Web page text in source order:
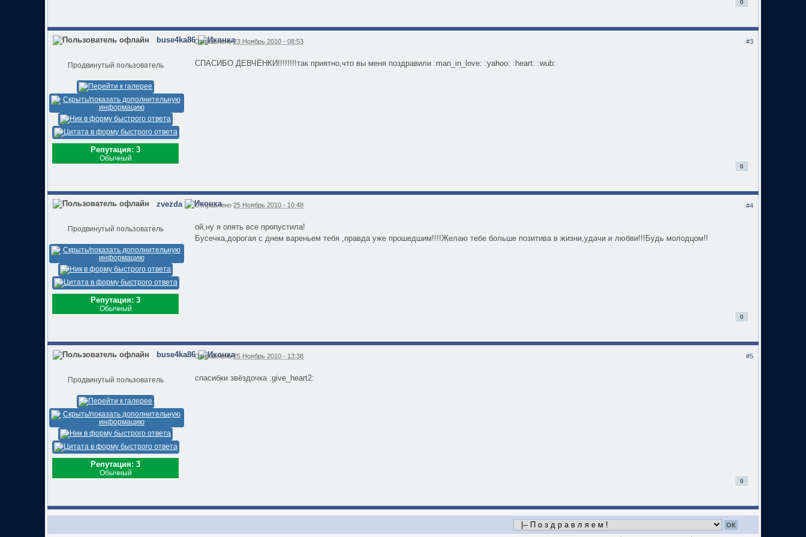
0
#3
buse4ka86
Продвинутый пользователь
Репутация: 3
Обычный
Отправлено23 Ноябрь 2010 - 08:53
СПАСИБО ДЕВЧЁНКИ!!!!!!!!так приятно,что вы меня поздравили :man_in_love: :yahoo: :heart: :wub:
0
#4
zvezda
Продвинутый пользователь
Репутация: 3
Обычный
Отправлено25 Ноябрь 2010 - 10:48
ой,ну я опять все пропустила!
Бусечка,дорогая с днем вареньем тебя ,правда уже прошедшим!!!!Желаю тебе больше позитива в жизни,удачи и любви!!!Будь молодцом!!
0
#5
buse4ka86
Продвинутый пользователь
Репутация: 3
Обычный
Отправлено25 Ноябрь 2010 - 13:38
спасибки звёздочка :give_heart2:
0